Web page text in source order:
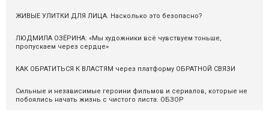
ЖИВЫЕ УЛИТКИ ДЛЯ ЛИЦА. Насколько это безопасно?
ЛЮДМИЛА ОЗЁРИНА: «Мы художники всё чувствуем тоньше,
пропускаем через сердце»
КАК ОБРАТИТЬСЯ К ВЛАСТЯМ через платформу ОБРАТНОЙ СВЯЗИ
Сильные и независимые героини фильмов и сериалов, которые не
побоялись начать жизнь с чистого листа. ОБЗОР